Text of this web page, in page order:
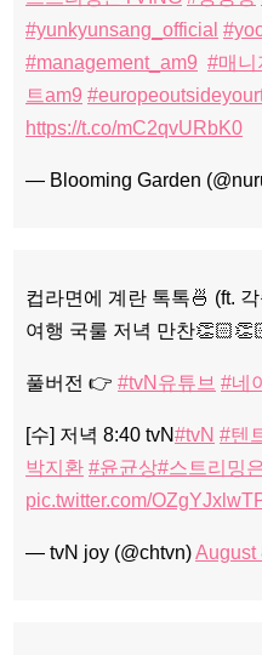
#yunkyunsang_official
#management_am9 #매니
트am9
https://t.co/mC2qvURbK0
— Blooming Garden
컵라면에 계란 톡톡🍜 (ft.
여행 국룰 저녁 만찬
풀버전 👉 #tvN유튜브 #네
[수] 저녁 8:40 tvN#tvN #텐
박지환 #윤균상#스트리밍
pic.twitter.com/
— tvN joy (@chtvn)August